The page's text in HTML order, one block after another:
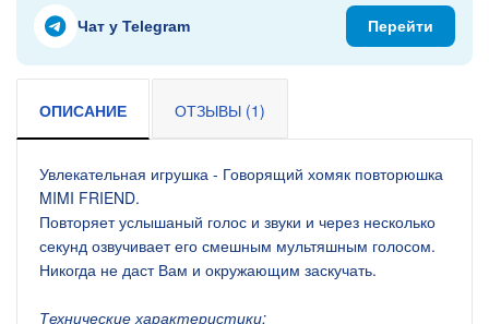
Чат у Telegram Перейти
ОПИСАНИЕ ОТЗЫВЫ (1)
Увлекательная игрушка - Говорящий хомяк повторюшка
MIMI FRIEND.
Повторяет услышаный голос и звуки и через несколько
секунд озвучивает его смешным мультяшным голосом.
Никогда не даст Вам и окружающим заскучать.
Технические характеристики: